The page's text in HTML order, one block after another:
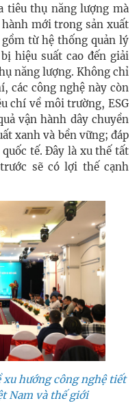
tiêu thụ năng lượng mà
mới trong sản xuất
từ hệ thống quản lý
hiệu suất cao đến giải
năng lượng. Không chỉ
các công nghệ này còn
chí về môi trường, ESG
vận hành dây chuyền
xanh và bền vững; đáp
quốc tế. Đây là xu thế tất
sẽ có lợi thế cạnh
hướng công nghệ tiết
Nam và thế giới